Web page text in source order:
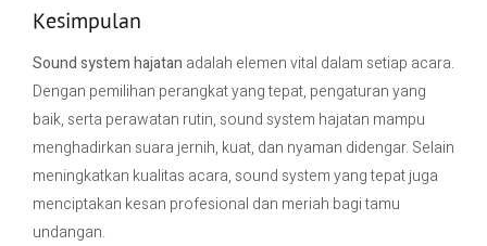
Kesimpulan
Sound system hajatan adalah elemen vital dalam setiap acara.
Dengan pemilihan perangkat yang tepat, pengaturan yang
baik, serta perawatan rutin, sound system hajatan mampu
menghadirkan suara jernih, kuat, dan nyaman didengar. Selain
meningkatkan kualitas acara, sound system yang tepat juga
menciptakan kesan profesional dan meriah bagi tamu
undangan.